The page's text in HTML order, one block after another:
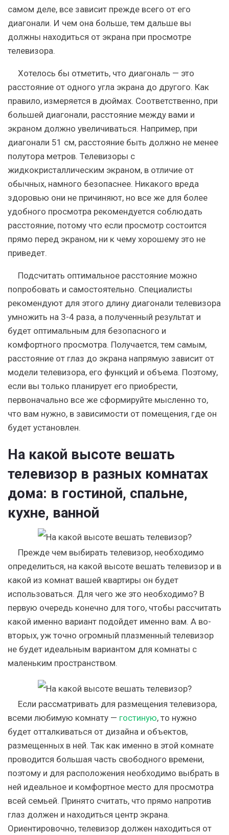
самом деле, все зависит прежде всего от его
диагонали. И чем она больше, тем дальше вы
должны находиться от экрана при просмотре
телевизора.
Хотелось бы отметить, что диагональ — это
расстояние от одного угла экрана до другого. Как
правило, измеряется в дюймах. Соответственно, при
большей диагонали, расстояние между вами и
экраном должно увеличиваться. Например, при
диагонали 51 см, расстояние быть должно не менее
полутора метров. Телевизоры с
жидкокристаллическим экраном, в отличие от
обычных, намного безопаснее. Никакого вреда
здоровью они не причиняют, но все же для более
удобного просмотра рекомендуется соблюдать
расстояние, потому что если просмотр состоится
прямо перед экраном, ни к чему хорошему это не
приведет.
Подсчитать оптимальное расстояние можно
попробовать и самостоятельно. Специалисты
рекомендуют для этого длину диагонали телевизора
умножить на 3-4 раза, а полученный результат и
будет оптимальным для безопасного и
комфортного просмотра. Получается, тем самым,
расстояние от глаз до экрана напрямую зависит от
модели телевизора, его функций и объема. Поэтому,
если вы только планирует его приобрести,
первоначально все же сформируйте мысленно то,
что вам нужно, в зависимости от помещения, где он
будет установлен.
На какой высоте вешать
телевизор в разных комнатах
дома: в гостиной, спальне,
кухне, ванной
Прежде чем выбирать телевизор, необходимо
определиться, на какой высоте вешать телевизор и в
какой из комнат вашей квартиры он будет
использоваться. Для чего же это необходимо? В
первую очередь конечно для того, чтобы рассчитать
какой именно вариант подойдет именно вам. А во-
вторых, уж точно огромный плазменный телевизор
не будет идеальным вариантом для комнаты с
маленьким пространством.
Если рассматривать для размещения телевизора,
всеми любимую комнату — гостиную, то нужно
будет отталкиваться от дизайна и объектов,
размещенных в ней. Так как именно в этой комнате
проводится большая часть свободного времени,
поэтому и для расположения необходимо выбрать в
ней идеальное и комфортное место для просмотра
всей семьей. Принято считать, что прямо напротив
глаз должен и находиться центр экрана.
Ориентировочно, телевизор должен находиться от